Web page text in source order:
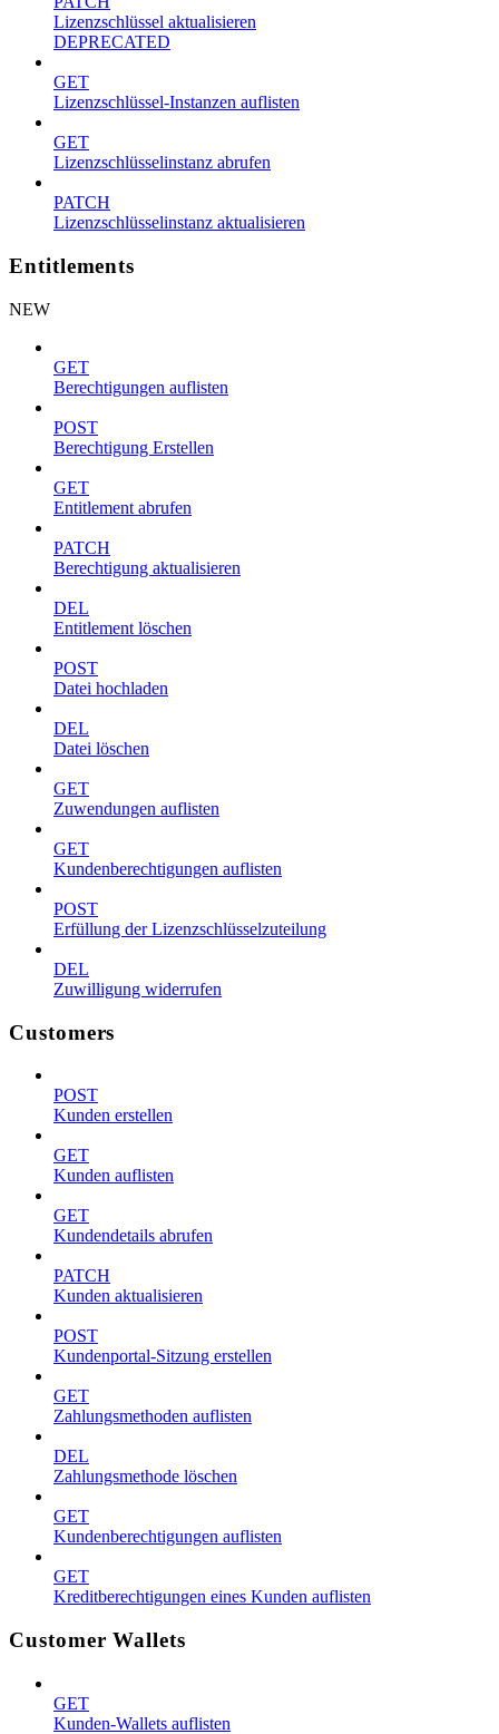
Lizenzschlüssel aktualisieren
DEPRECATED
GET
Lizenzschlüssel-Instanzen auflisten
GET
Lizenzschlüsselinstanz abrufen
PATCH
Lizenzschlüsselinstanz aktualisieren
Entitlements
NEW
GET
Berechtigungen auflisten
POST
Berechtigung Erstellen
GET
Entitlement abrufen
PATCH
Berechtigung aktualisieren
DEL
Entitlement löschen
POST
Datei hochladen
DEL
Datei löschen
GET
Zuwendungen auflisten
GET
Kundenberechtigungen auflisten
POST
Erfüllung der Lizenzschlüsselzuteilung
DEL
Zuwilligung widerrufen
Customers
POST
Kunden erstellen
GET
Kunden auflisten
GET
Kundendetails abrufen
PATCH
Kunden aktualisieren
POST
Kundenportal-Sitzung erstellen
GET
Zahlungsmethoden auflisten
DEL
Zahlungsmethode löschen
GET
Kundenberechtigungen auflisten
GET
Kreditberechtigungen eines Kunden auflisten
Customer Wallets
GET
Kunden-Wallets auflisten